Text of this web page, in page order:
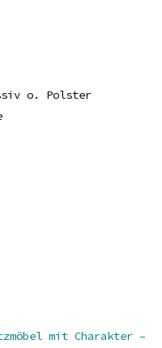
o. Polster
mit Charakter –